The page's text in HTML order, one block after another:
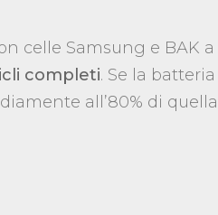
celle Samsung e BAK a
completi. Se la
all’80% di